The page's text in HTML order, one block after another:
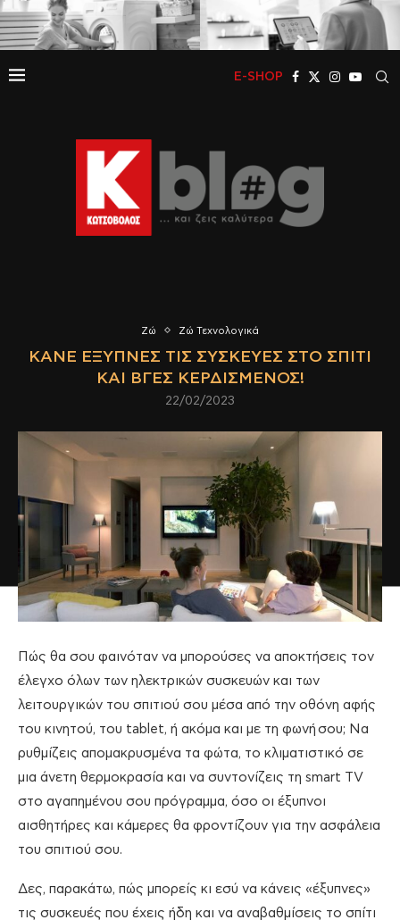
E-SHOP
Ζώ Ζώ Τεχνολογικά
ΚΆΝΕ ΈΞΥΠΝΕΣ ΤΙΣ ΣΥΣΚΕΥΈΣ ΣΤΟ ΣΠΊΤΙ
ΚΑΙ ΒΓΕΣ ΚΕΡΔΙΣΜΈΝΟΣ!
22/02/2023
Πώς θα σου φαινόταν να μπορούσες να αποκτήσεις τον
έλεγχο όλων των ηλεκτρικών συσκευών και των
λειτουργικών του σπιτιού σου μέσα από την οθόνη αφής
του κινητού, του tablet, ή ακόμα και με τη φωνή σου; Να
ρυθμίζεις απομακρυσμένα τα φώτα, το κλιματιστικό σε
μια άνετη θερμοκρασία και να συντονίζεις τη smart TV
στο αγαπημένου σου πρόγραμμα, όσο οι έξυπνοι
αισθητήρες και κάμερες θα φροντίζουν για την ασφάλεια
του σπιτιού σου.
Δες, παρακάτω, πώς μπορείς κι εσύ να κάνεις «έξυπνες»
τις συσκευές που έχεις ήδη και να αναβαθμίσεις το σπίτι